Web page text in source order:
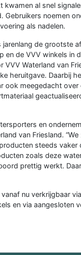
kwamen al snel
Gebruikers noemen
als nadelen.
de grootste
de VVV winkels in
Waterland van
heruitgave. Daarbij
ook meegedacht
en
van Friesland.
steeds
zoals deze
prettig werkt.
nu verkrijgbaar via
en via aangesloten